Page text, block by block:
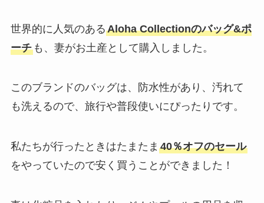
世界的に人気のあるAloha Collectionのバッグ&ポ
ーチも、妻がお土産として購入しました。
このブランドのバッグは、防水性があり、汚れて
も洗えるので、旅行や普段使いにぴったりです。
私たちが行ったときはたまたま 40％オフのセール
をやっていたので安く買うことができました！